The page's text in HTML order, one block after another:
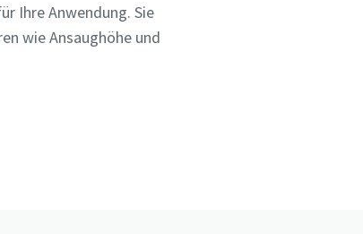
Ihre Anwendung. Sie
wie Ansaughöhe und